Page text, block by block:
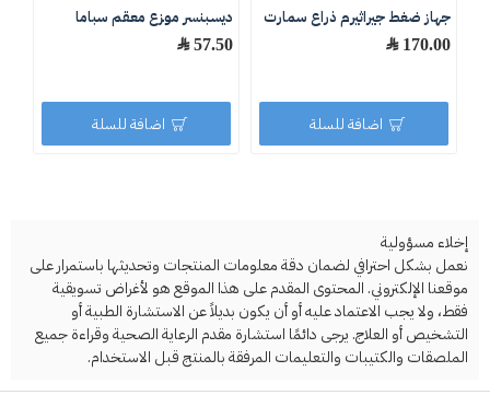
جهاز ضغط جيراثيرم ذراع سمارت
170.00 ﷼
اضافة للسلة
ديسبنسر موزع معقم سباما
57.50 ﷼
اضافة للسلة
إخلاء مسؤولية
نعمل بشكل احترافي لضمان دقة معلومات المنتجات وتحديثها باستمرار على
موقعنا الإلكتروني. المحتوى المقدم على هذا الموقع هو لأغراض تسويقية
فقط، ولا يجب الاعتماد عليه أو أن يكون بديلاً عن الاستشارة الطبية أو
التشخيص أو العلاج. يرجى دائمًا استشارة مقدم الرعاية الصحية وقراءة جميع
الملصقات والكتيبات والتعليمات المرفقة بالمنتج قبل الاستخدام.